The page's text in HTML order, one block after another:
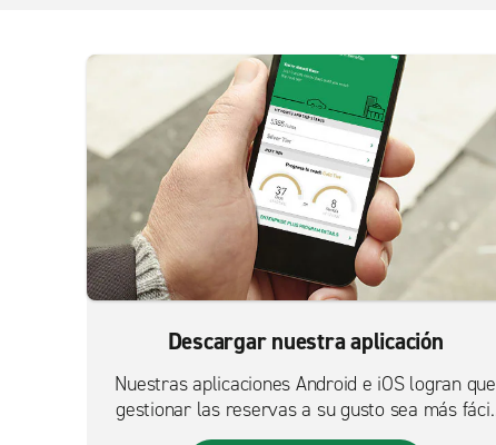
Descargar nuestra aplicación
Nuestras aplicaciones Android e iOS logran que
gestionar las reservas a su gusto sea más fácil
que nunca.